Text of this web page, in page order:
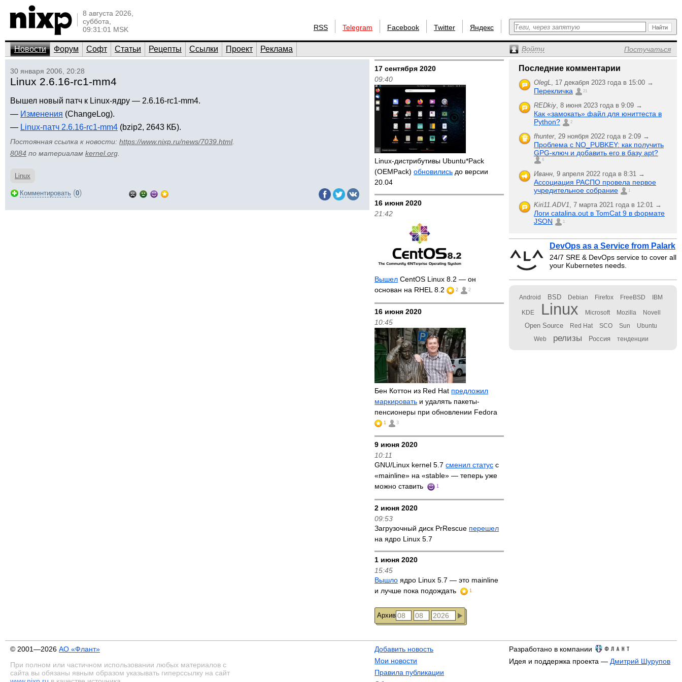
8 августа 2026,
суббота,
09:31:01 MSK
RSS Telegram Facebook Twitter Яндекс
Новости Форум Софт Статьи Рецепты Ссылки Проект Реклама Войти Постучаться
30 января 2006, 20:28
Linux 2.6.16-rc1-mm4
Вышел новый патч к Linux-ядру — 2.6.16-rc1-mm4.
— Изменения (ChangeLog).
— Linux-патч 2.6.16-rc1-mm4 (bzip2, 2643 КБ).
Постоянная ссылка к новости: https://www.nixp.ru/news/7039.html.
8084 по материалам kernel.org
Linux
Комментировать (0)
17 сентября 2020
09:40
Linux-дистрибутивы Ubuntu*Pack
(OEMPack)обновились до версии
20.04
16 июня 2020
21:42
Вышел CentOS Linux 8.2 — он
основан на RHEL 8.2
2 2
16 июня 2020
10:45
Бен Коттон из Red Hat предложил
маркировать и удалять пакеты-
пенсионеры при обновлении Fedora
1 3
9 июня 2020
10:11
GNU/Linux kernel 5.7сменил статус с
«mainline» на «stable» — теперь уже
можно ставить
1
2 июня 2020
09:53
Загрузочный диск PrRescue перешел
на ядро Linux 5.7
1 июня 2020
15:45
Вышло ядро Linux 5.7 — это mainline
и лучше пока подождать
1
Архив
Последние комментарии
OlegL, 17 декабря 2023 года в 15:00 →
Перекличка 21
REDkiy, 8 июня 2023 года в 9:09 →
Как «замокать» файл для юниттеста в
Python?
2
fhunter, 29 ноября 2022 года в 2:09 →
Проблема с NO_PUBKEY: как получить
GPG-ключ и добавить его в базу apt?
6
Иванн, 9 апреля 2022 года в 8:31 →
Ассоциация РАСПО провела первое
учредительное собрание
1
Kiri11.ADV1, 7 марта 2021 года в 12:01 →
Логи catalina.out в TomCat 9 в формате
JSON
1
DevOps as a Service from Palark
24/7 SRE & DevOps service to cover all
your Kubernetes needs.
Android BSD Debian Firefox FreeBSD IBM
KDE Linux Microsoft Mozilla Novell
Open Source Red Hat SCO Sun Ubuntu
Web релизы Россия тенденции
© 2001—2026 АО «Флант»
При полном или частичном использовании любых материалов с
сайта вы обязаны явным образом указывать гиперссылку на сайт
Добавить новость
Мои новости
Правила публикации
Разработано в компании
Идея и поддержка проекта — Дмитрий Шурупов